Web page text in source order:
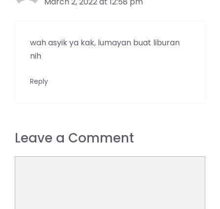
wah asyik ya kak, lumayan buat liburan
nih
Reply
Leave a Comment